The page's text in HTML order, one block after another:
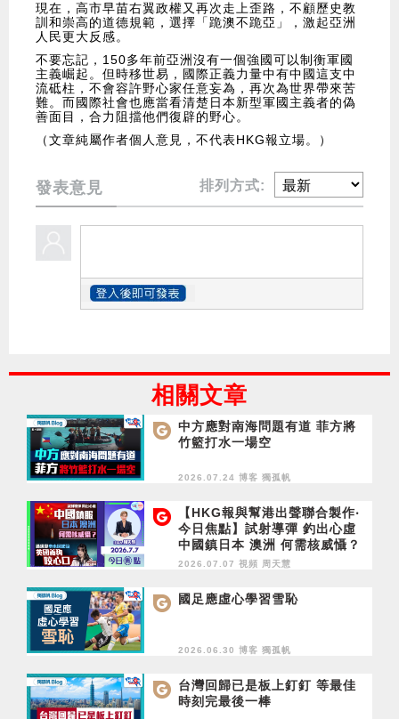
現在，高市早苗右翼政權又再次走上歪路，不顧歷史教
訓和崇高的道德規範，選擇「跪澳不跪亞」，激起亞洲
人民更大反感。
不要忘記，150多年前亞洲沒有一個強國可以制衡軍國
主義崛起。但時移世易，國際正義力量中有中國這支中
流砥柱，不會容許野心家任意妄為，再次為世界帶來苦
難。而國際社會也應當看清楚日本新型軍國主義者的偽
善面目，合力阻擋他們復辟的野心。
（文章純屬作者個人意見，不代表HKG報立場。）
發表意見 排列方式:
相關文章
中方應對南海問題有道 菲方將
竹籃打水一場空
2026.07.24 博客 獨孤帆
【HKG報與幫港出聲聯合製作‧
今日焦點】試射導彈 釣出心虛
中國鎮日本 澳洲 何需核威懾？
通緝犯申永居起弶 英國養狗咬
2026.07.07 視頻 周天慧
國足應虛心學習雪恥
2026.06.30 博客 獨孤帆
台灣回歸已是板上釘釘 等最佳
時刻完最後一棒